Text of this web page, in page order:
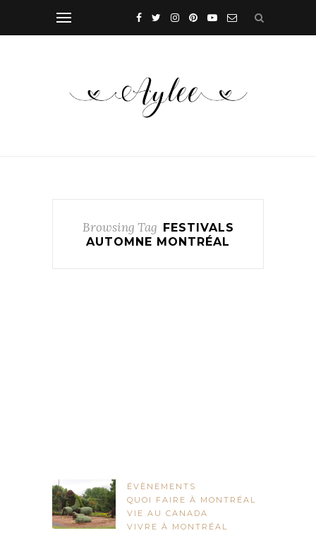
Browsing Tag
FESTIVALS
AUTOMNE MONTRÉAL
ÉVÈNEMENTS
QUOI FAIRE À MONTRÉAL
VIE AU CANADA
VIVRE À MONTRÉAL